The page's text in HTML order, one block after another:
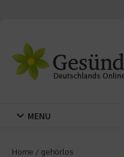
MENU
Home / gehörlos